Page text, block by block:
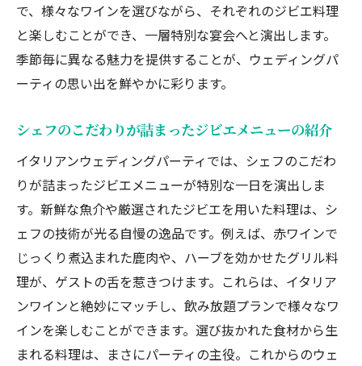
で、様々なワインを選びながら、それぞれのジビエ料理
と楽しむことができ、一層特別な宴会へと演出します。
季節毎に異なる魅力を提供することが、ウェディングパ
ーティの思い出を鮮やかに彩ります。
シェフのこだわりが詰まったジビエメニューの紹介
イタリアンウェディングパーティでは、シェフのこだわ
りが詰まったジビエメニューが特別な一日を演出しま
す。新鮮な魚介や厳選されたジビエを用いた料理は、シ
ェフの技術が光る自慢の逸品です。例えば、赤ワインで
じっくり煮込まれた鹿肉や、ハーブを効かせたグリル料
理が、ゲストの舌を惹きつけます。これらは、イタリア
ンワインと絶妙にマッチし、飲み放題プランで様々なワ
インを楽しむことができます。選び抜かれた食材から生
まれる料理は、まさにパーティの主役。これからのウェ